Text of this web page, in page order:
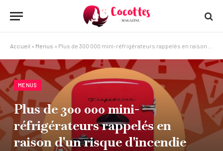
Accueil » Menus » Plus de 300 000 mini-réfrigérateurs rappelés en raison d'un risque d'incendie
MENUS
Plus de 300 000 mini-
réfrigérateurs rappelés en
raison d'un risque d'incendie